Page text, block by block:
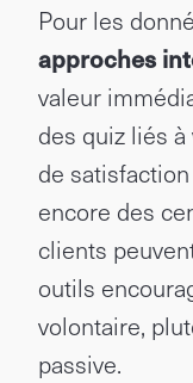
Pour les
approches
valeur
des quiz liés
de
encore des
clients
outils
volontaire,
passive.